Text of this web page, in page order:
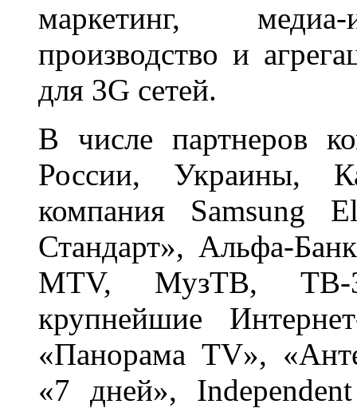
маркетинг, медиа-
производство и
для 3G сетей.
В числе партнеров
России, Украины,
компания Samsung
Стандарт», Альфа-
MTV, МузТВ, ТВ-
крупнейшие
«Панорама TV»,
«7 дней»,